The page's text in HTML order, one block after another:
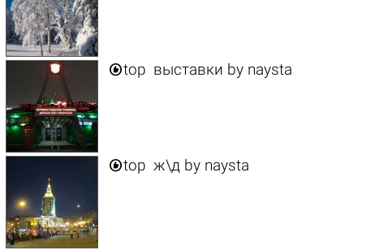
top выставки by naysta
top ж\д by naysta